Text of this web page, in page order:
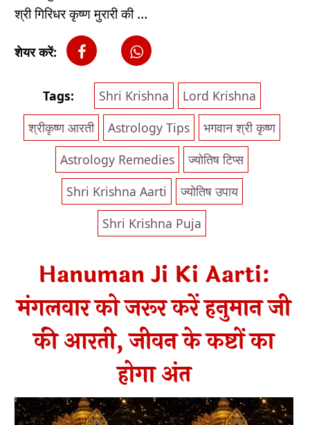
श्री गिरिधर कृष्ण मुरारी की …
शेयर करें:
Tags: Shri Krishna
Lord Krishna
श्रीकृष्ण आरती
Astrology Tips
भगवान श्री कृष्ण
Astrology Remedies
ज्योतिष टिप्स
Shri Krishna Aarti
ज्योतिष उपाय
Shri Krishna Puja
Hanuman Ji Ki Aarti:
मंगलवार को जरूर करें हनुमान जी
की आरती, जीवन के कष्टों का
होगा अंत